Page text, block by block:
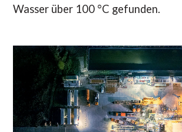
Wasser über 100 °C gefunden.